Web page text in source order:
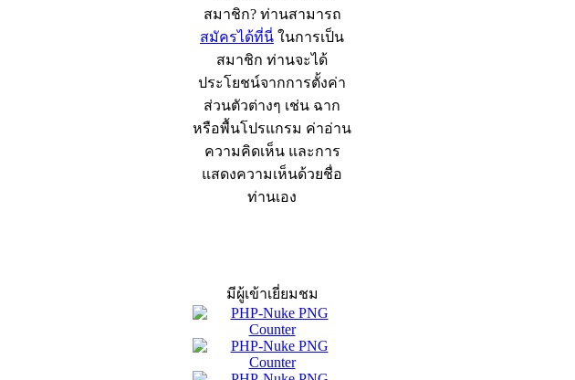
สมาชิก? ท่านสามารถ
สมัครได้ที่นี่ ในการเป็น
สมาชิก ท่านจะได้
ประโยชน์จากการตั้งค่า
ส่วนตัวต่างๆ เช่น ฉาก
หรือพื้นโปรแกรม ค่าอ่าน
ความคิดเห็น และการ
แสดงความเห็นด้วยชื่อ
ท่านเอง
มีผู้เข้าเยี่ยมชม